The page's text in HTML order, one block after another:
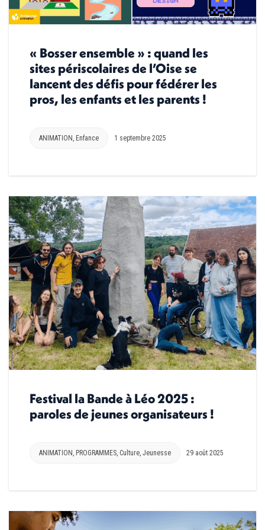
« Bosser ensemble » : quand les
sites périscolaires de l’Oise se
lancent des défis pour fédérer les
pros, les enfants et les parents !
ANIMATION , Enfance 1 septembre 2025
Festival la Bande à Léo 2025 :
paroles de jeunes organisateurs !
ANIMATION , PROGRAMMES, Culture, Jeunesse 29 août 2025